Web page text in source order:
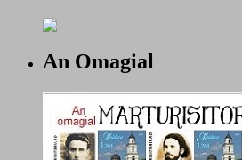
An Omagial